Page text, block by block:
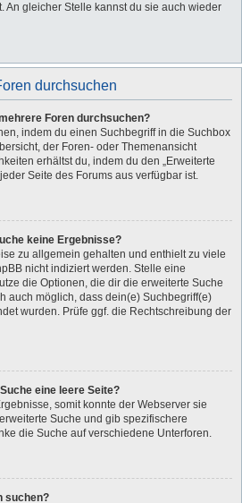
An gleicher Stelle kannst du sie auch wieder
durchsuchen
Foren durchsuchen?
indem du einen Suchbegriff in die Suchbox
der Foren- oder Themenansicht
erhältst du, indem du den „Erweiterte
Seite des Forums aus verfügbar ist.
keine Ergebnisse?
zu allgemein gehalten und enthielt zu viele
nicht indiziert werden. Stelle eine
die Optionen, die dir die erweiterte Suche
auch möglich, dass dein(e) Suchbegriff(e)
wurden. Prüfe ggf. die Rechtschreibung der
eine leere Seite?
somit konnte der Webserver sie
Suche und gib spezifischere
die Suche auf verschiedene Unterforen.
suchen?